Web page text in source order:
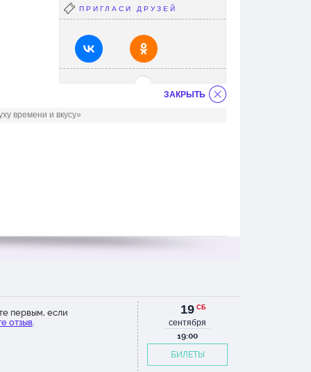
ПРИГЛАСИ ДРУЗЕЙ
ЗАКРЫТЬ
времени и вкусу»
первым, если
отзыв.
19 СБ
сентября
19:00
БИЛЕТЫ